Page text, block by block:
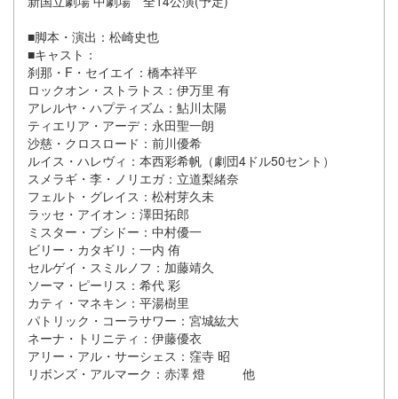
■脚本・演出：松崎史也
■キャスト：
刹那・F・セイエイ：橋本祥平
ロックオン・ストラトス：伊万里 有
アレルヤ・ハプティズム：鮎川太陽
ティエリア・アーデ：永田聖一朗
沙慈・クロスロード：前川優希
ルイス・ハレヴィ：本西彩希帆（劇団4ドル50セント）
スメラギ・李・ノリエガ：立道梨緒奈
フェルト・グレイス：松村芽久未
ラッセ・アイオン：澤田拓郎
ミスター・ブシドー：中村優一
ビリー・カタギリ：一内 侑
セルゲイ・スミルノフ：加藤靖久
ソーマ・ピーリス：希代 彩
カティ・マネキン：平湯樹里
パトリック・コーラサワー：宮城紘大
ネーナ・トリニティ：伊藤優衣
アリー・アル・サーシェス：窪寺 昭
リボンズ・アルマーク：赤澤 燈 他